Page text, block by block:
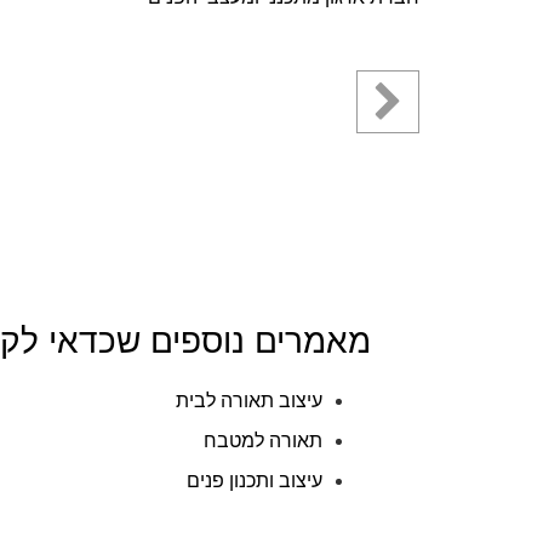
מאמרים נוספים שכדאי
עיצוב תאורה לבית
תאורה למטבח
עיצוב ותכנון פנים